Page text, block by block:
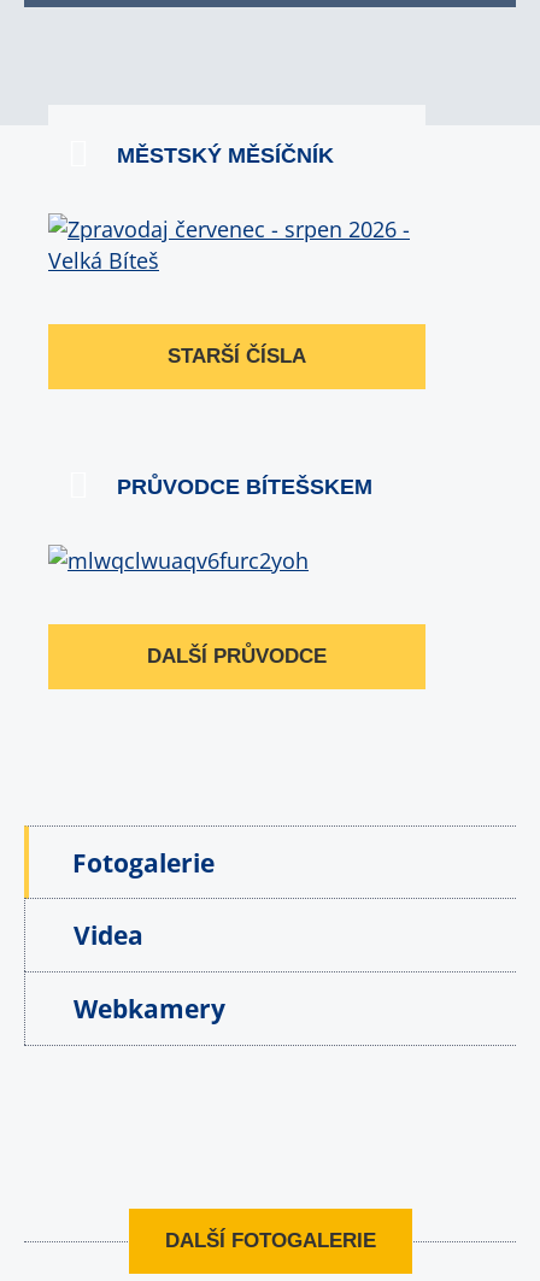
MĚSTSKÝ MĚSÍČNÍK
STARŠÍ ČÍSLA
PRŮVODCE BÍTEŠSKEM
DALŠÍ PRŮVODCE
Fotogalerie
Videa
Webkamery
DALŠÍ FOTOGALERIE